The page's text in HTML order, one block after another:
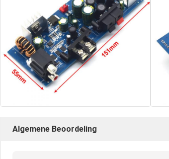
Algemene Beoordeling